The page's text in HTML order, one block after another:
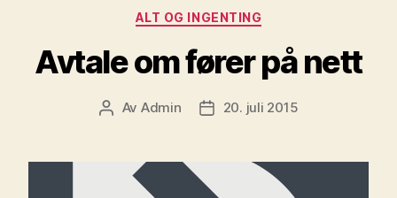
Kategorier
ALT OG INGENTING
Avtale om fører på nett
Innleggsforfatter
Av Admin Publiseringsdato
20. juli 2015